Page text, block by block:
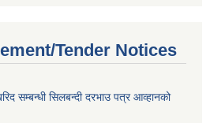
Tender Notices
सम्बन्धी सिलबन्दी दरभाउ पत्र आव्हानको